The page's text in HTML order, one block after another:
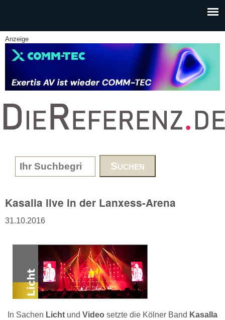
Anzeige
www.DieReferenz.de
Search form
Kasalla live in der Lanxess-Arena
31.10.2016
In Sachen Licht und Video setzte die Kölner Band Kasalla